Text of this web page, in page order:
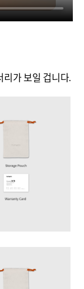
리가 보일 겁니다.